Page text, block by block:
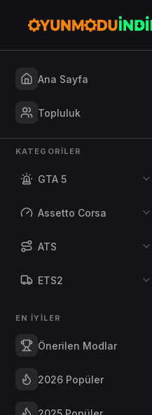
Ana Sayfa
Topluluk
KATEGORILER
GTA 5
Assetto Corsa
ATS
ETS2
EN İYILER
Önerilen Modlar
2026 Popüler